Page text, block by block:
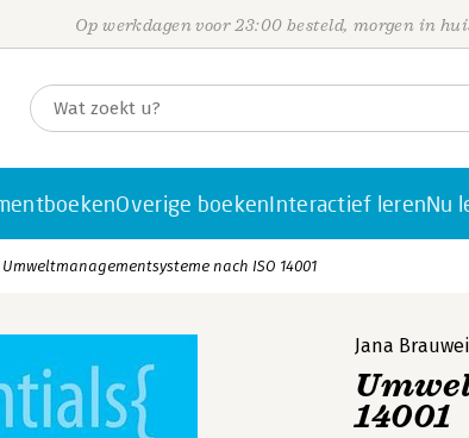
Op werkdagen voor 23:00 besteld, morgen in
Overige boekenInteractief lerenNu
Umweltmanagementsysteme nach ISO 14001
Jana
14001